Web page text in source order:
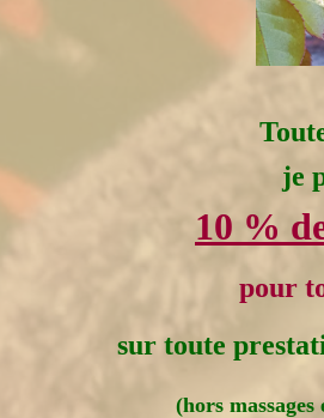
je
10 %
pour
sur toute
(hors